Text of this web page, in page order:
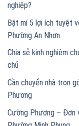
nghiệp?
Bật mí 5 lợi ích tuyệt
Phường An Nhơn
Chia sẻ kinh nghiệm
chủ
Cần chuyển nhà trọn
Phương
Cường Phương – Đơn